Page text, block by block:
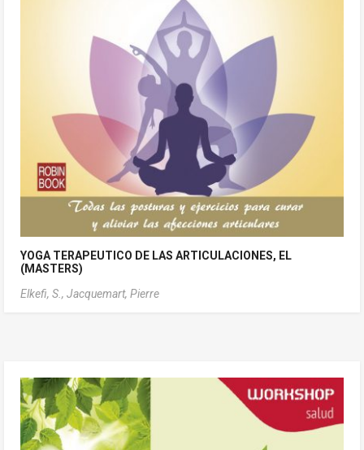
YOGA TERAPEUTICO DE LAS ARTICULACIONES, EL
(MASTERS)
Elkefi, S., Jacquemart, Pierre